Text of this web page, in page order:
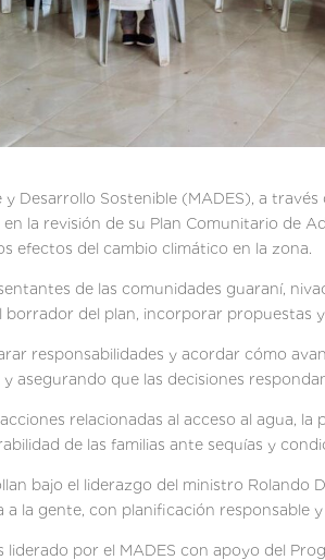
Desarrollo Sostenible (MADES), a
en la revisión de su Plan Comunitario de
efectos del cambio climático en la zona.
de las comunidades guaraní,
borrador del plan, incorporar propuestas
responsabilidades y acordar cómo
asegurando que las decisiones
relacionadas al acceso al agua,
de las familias ante sequías y
bajo el liderazgo del ministro Rolando
a la gente, con planificación responsable
liderado por el MADES con apoyo del